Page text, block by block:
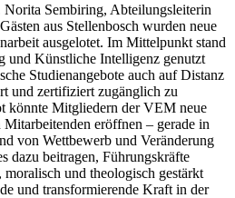
Sembiring, Abteilungsleiterin
aus Stellenbosch wurden neue
ausgelotet. Im Mittelpunkt stand
und Künstliche Intelligenz genutzt
Studienangebote auch auf Distanz
und zertifiziert zugänglich zu
könnte Mitgliedern der VEM neue
eröffnen – gerade in
von Wettbewerb und Veränderung
dazu beitragen, Führungskräfte
und theologisch gestärkt
und transformierende Kraft in der